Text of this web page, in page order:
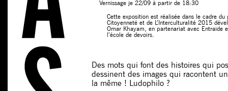
Vernissage je 22/09 à partir de 18:30
Cette exposition est réalisée dans le cadre
Citoyenneté et de L’Interculturalité 2015
Omar Khayam, en partenariat avec Entraide
l’école de devoirs.
Des mots qui font des histoires qui
dessinent des images qui racontent
la même ! Ludophilo ?